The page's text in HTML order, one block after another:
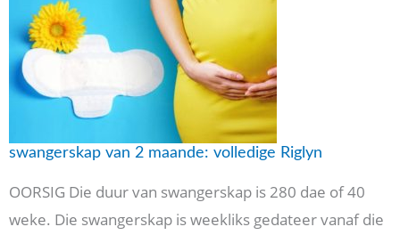
swangerskap van 2 maande: volledige Riglyn
OORSIG Die duur van swangerskap is 280 dae of 40
weke. Die swangerskap is weekliks gedateer vanaf die
maande:
volledige
Riglyn